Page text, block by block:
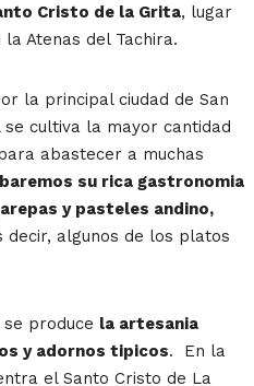
Cristo de la Grita, lugar
Atenas del Tachira.
la principal ciudad de San
cultiva la mayor cantidad
abastecer a muchas
su rica gastronomia
y pasteles andino,
decir, algunos de los platos
produce la artesania
y adornos tipicos. En la
el Santo Cristo de La